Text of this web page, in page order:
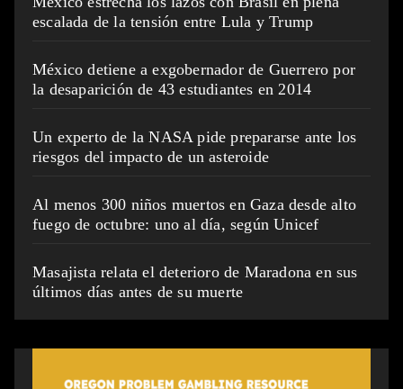
escalada de la tensión entre Lula y Trump
México detiene a exgobernador de Guerrero por
la desaparición de 43 estudiantes en 2014
Un experto de la NASA pide prepararse ante los
riesgos del impacto de un asteroide
Al menos 300 niños muertos en Gaza desde alto
fuego de octubre: uno al día, según Unicef
Masajista relata el deterioro de Maradona en sus
últimos días antes de su muerte